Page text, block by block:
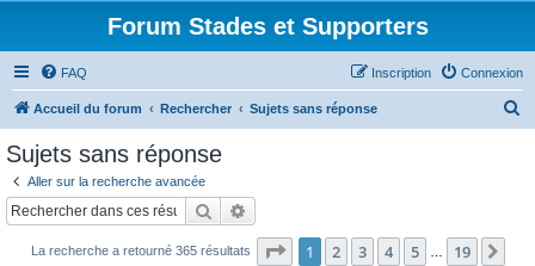
Forum Stades et Supporters
FAQ Connexion
Inscription
Accueil du forum Rechercher Sujets sans réponse
Sujets sans réponse
Aller sur la recherche avancée
Rechercher
La recherche a retourné 365 résultats Page 1sur19
1 2 3 4 5 19